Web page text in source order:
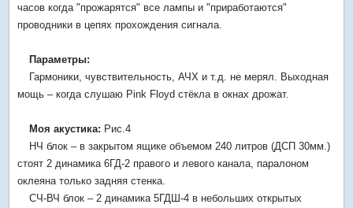
часов когда "прожарятся" все лампы и "приработаются"
проводники в цепях прохождения сигнала.
Параметры:
Гармоники, чувствительность, АЧХ и т.д. не мерял. Выходная
мощь – когда слушаю Pink Floyd стёкла в окнах дрожат.
Моя акустика: Рис.4
НЧ блок – в закрытом ящике объемом 240 литров (ДСП 30мм.)
стоят 2 динамика 6ГД-2 правого и левого канала, паралоном
оклеяна только задняя стенка.
СЧ-ВЧ блок – 2 динамика 5ГДШ-4 в небольших открытых